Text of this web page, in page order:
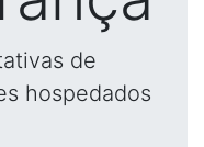
de
hospedados